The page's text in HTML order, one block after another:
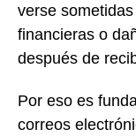
verse
financieras o
después de
Por eso es
correos